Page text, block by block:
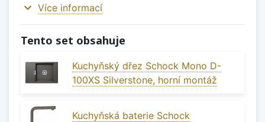
expand_more Více informací
Tento set obsahuje
Kuchyňský dřez Schock Mono D-
100XS Silverstone, horní montáž
Kuchyňská baterie Schock